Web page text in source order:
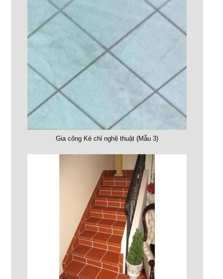
Gia công Kẻ chỉ nghệ thuật (Mẫu 3)